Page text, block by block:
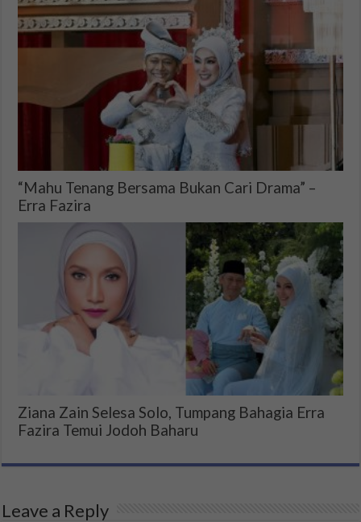
“Mahu Tenang Bersama Bukan Cari Drama” –
Erra Fazira
Ziana Zain Selesa Solo, Tumpang Bahagia Erra
Fazira Temui Jodoh Baharu
Leave a Reply